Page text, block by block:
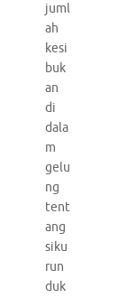
juml
ah
kesi
buk
an
di
dala
m
gelu
ng
tent
ang
siku
run
duk